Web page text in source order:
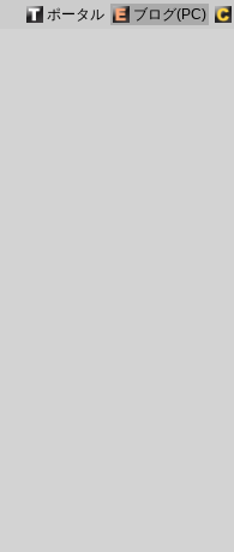
ポータル ブログ(PC)